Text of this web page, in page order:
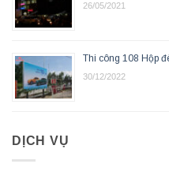
26/05/2021
Thi công 108 Hộp
30/12/2022
DỊCH VỤ